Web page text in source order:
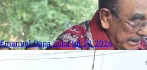
Emanuel Dapa LokaJul 27, 2026